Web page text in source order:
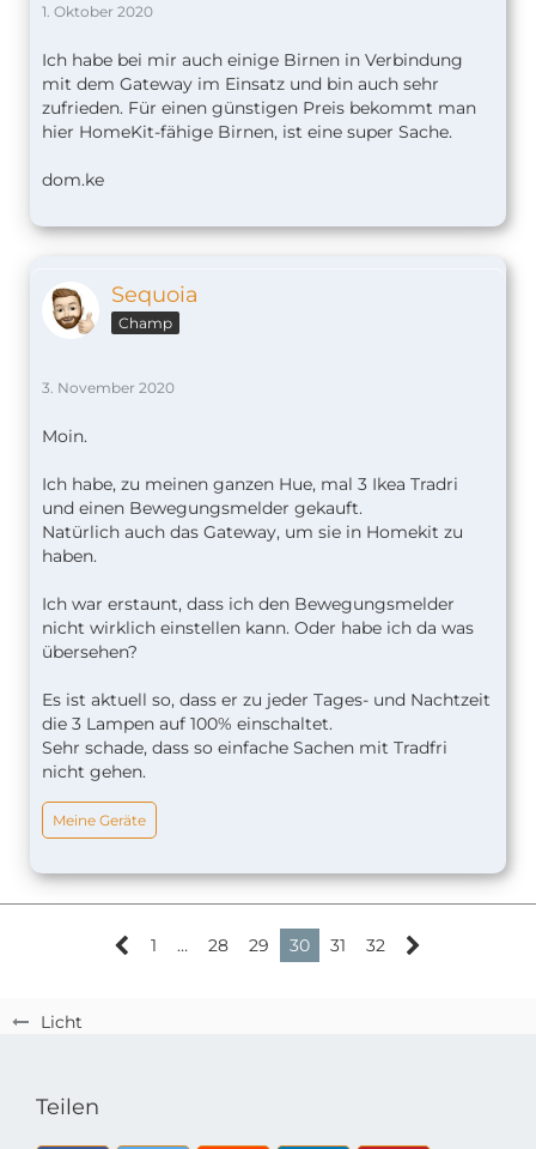
Licht
1. Oktober 2020
Ich habe bei mir auch einige Birnen in Verbindung
mit dem Gateway im Einsatz und bin auch sehr
zufrieden. Für einen günstigen Preis bekommt man
hier HomeKit-fähige Birnen, ist eine super Sache.
dom.ke
Sequoia
Champ
3. November 2020
Moin.
Ich habe, zu meinen ganzen Hue, mal 3 Ikea Tradri
und einen Bewegungsmelder gekauft.
Natürlich auch das Gateway, um sie in Homekit zu
haben.
Ich war erstaunt, dass ich den Bewegungsmelder
nicht wirklich einstellen kann. Oder habe ich da was
übersehen?
Es ist aktuell so, dass er zu jeder Tages- und Nachtzeit
die 3 Lampen auf 100% einschaltet.
Sehr schade, dass so einfache Sachen mit Tradfri
nicht gehen.
Meine Geräte
1 … 28 29 30 31 32
Teilen